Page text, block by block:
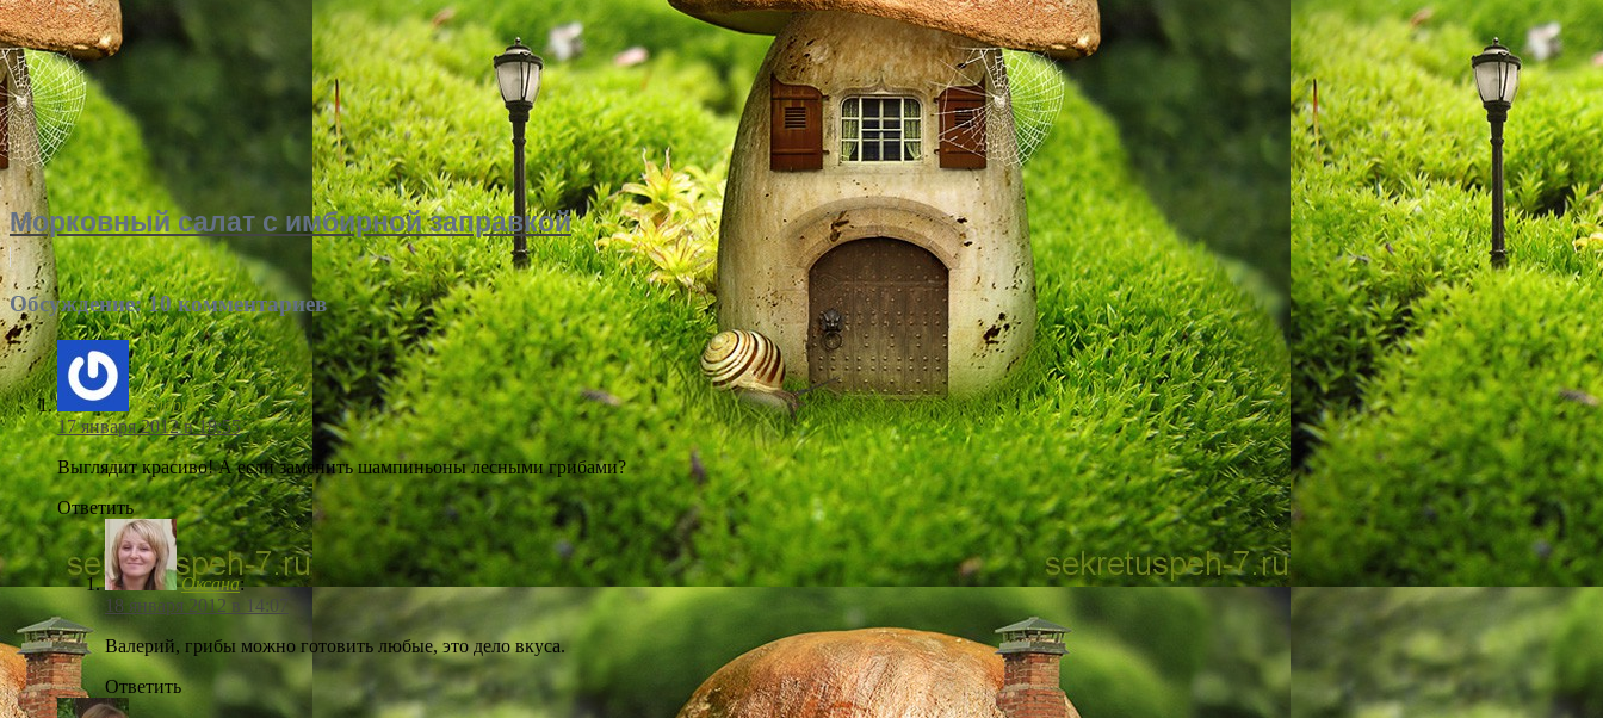
Морковный салат с имбирной заправкой
Обсуждение: 10 комментариев
Валерий:
17 января 2012 в 18:55
Выглядит красиво! А если заменить шампиньоны лесными грибами?
Ответить
Оксана:
18 января 2012 в 14:07
Валерий, грибы можно готовить любые, это дело вкуса.
Ответить